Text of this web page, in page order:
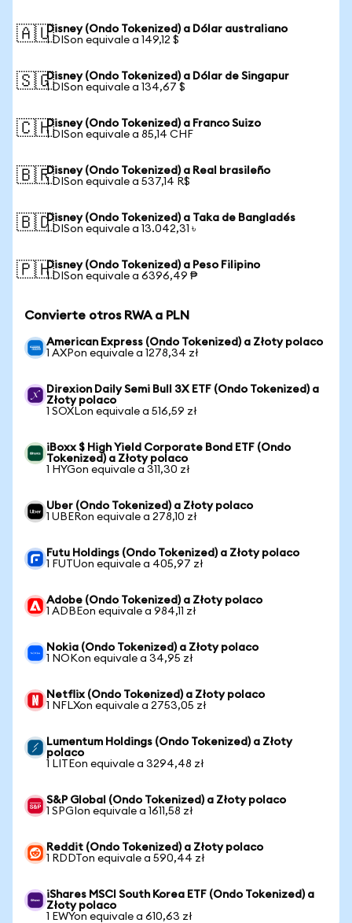
🇦🇺Disney (Ondo Tokenized) a Dólar australiano
1 DISon equivale a 149,12 $
🇸🇬Disney (Ondo Tokenized) a Dólar de Singapur
1 DISon equivale a 134,67 $
🇨🇭Disney (Ondo Tokenized) a Franco Suizo
1 DISon equivale a 85,14 CHF
🇧🇷Disney (Ondo Tokenized) a Real brasileño
1 DISon equivale a 537,14 R$
🇧🇩Disney (Ondo Tokenized) a Taka de Bangladés
1 DISon equivale a 13.042,31 ৳
🇵🇭Disney (Ondo Tokenized) a Peso Filipino
1 DISon equivale a 6396,49 ₱
Convierte otros RWA a PLN
American Express (Ondo Tokenized) a Złoty polaco
1 AXPon equivale a 1278,34 zł
Direxion Daily Semi Bull 3X ETF (Ondo Tokenized) a
Złoty polaco
1 SOXLon equivale a 516,59 zł
iBoxx $ High Yield Corporate Bond ETF (Ondo
Tokenized) a Złoty polaco
1 HYGon equivale a 311,30 zł
Uber (Ondo Tokenized) a Złoty polaco
1 UBERon equivale a 278,10 zł
Futu Holdings (Ondo Tokenized) a Złoty polaco
1 FUTUon equivale a 405,97 zł
Adobe (Ondo Tokenized) a Złoty polaco
1 ADBEon equivale a 984,11 zł
Nokia (Ondo Tokenized) a Złoty polaco
1 NOKon equivale a 34,95 zł
Netflix (Ondo Tokenized) a Złoty polaco
1 NFLXon equivale a 2753,05 zł
Lumentum Holdings (Ondo Tokenized) a Złoty
polaco
1 LITEon equivale a 3294,48 zł
S&P Global (Ondo Tokenized) a Złoty polaco
1 SPGIon equivale a 1611,58 zł
Reddit (Ondo Tokenized) a Złoty polaco
1 RDDTon equivale a 590,44 zł
iShares MSCI South Korea ETF (Ondo Tokenized) a
Złoty polaco
1 EWYon equivale a 610,63 zł